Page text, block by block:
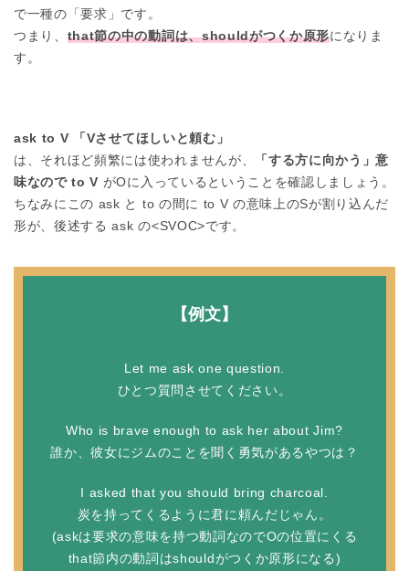
で一種の「要求」です。
つまり、 that節の中の動詞は、shouldがつくか原形になりま
す。
ask to V 「Vさせてほしいと頼む」
は、それほど頻繁には使われませんが、
「する方に向かう」意
味なので to V がOに入っているということを確認しましょう。
ちなみにこの ask と to の間に to V の意味上のSが割り込んだ
形が、後述する ask の<SVOC>です。
【例文】
Let me ask one question.
ひとつ質問させてください。
Who is brave enough to ask her about Jim?
誰か、彼女にジムのことを聞く勇気があるやつは？
I asked that you should bring charcoal.
炭を持ってくるように君に頼んだじゃん。
(askは要求の意味を持つ動詞なのでOの位置にくる
that節内の動詞はshouldがつくか原形になる)